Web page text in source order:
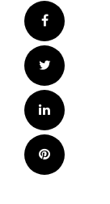
Facebook
Twitter
LinkedIn
Pinterest